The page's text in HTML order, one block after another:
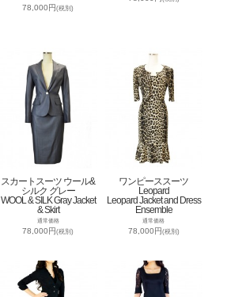
78,000円(税別)
スカートスーツ ウール&
シルク グレー
WOOL & SILK Gray Jacket
& Skirt
通常価格
78,000円(税別)
ワンピーススーツ
Leopard
Leopard Jacket and Dress
Ensemble
通常価格
78,000円(税別)